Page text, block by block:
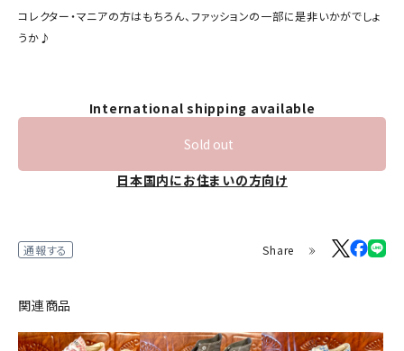
コレクター・マニアの方はもちろん、ファッションの一部に是非いかがでしょ
うか♪
International shipping available
Sold out
日本国内にお住まいの方向け
通報する Share
関連商品